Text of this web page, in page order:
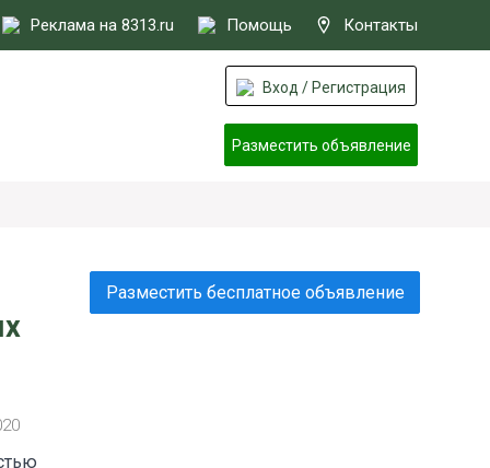
Реклама на 8313.ru Помощь Контакты
Вход / Регистрация
Разместить объявление
Разместить бесплатное объявление